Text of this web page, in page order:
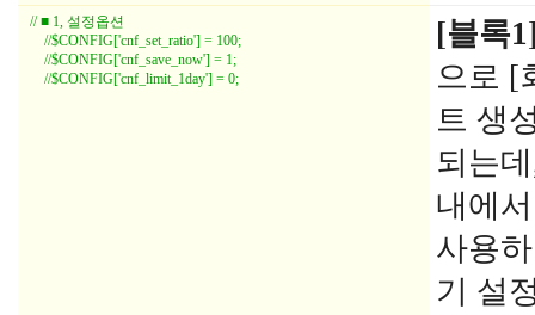
// ■ 1, 설정옵션
//$CONFIG['cnf_set_ratio'] = 100;
//$CONFIG['cnf_save_now'] = 1;
//$CONFIG['cnf_limit_1day'] = 0;
[블록
으로 [
트 생
되는
내에
사용
기 설